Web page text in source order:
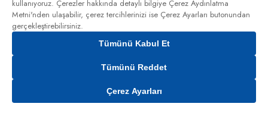
Sepete Ekle
kullanıyoruz. Çerezler hakkında detaylı bilgiye Çerez Aydınlatma
Metni'nden ulaşabilir, çerez tercihlerinizi ise Çerez Ayarları butonundan
gerçekleştirebilirsiniz.
Tümünü Kabul Et
Tümünü Reddet
Çerez Ayarları